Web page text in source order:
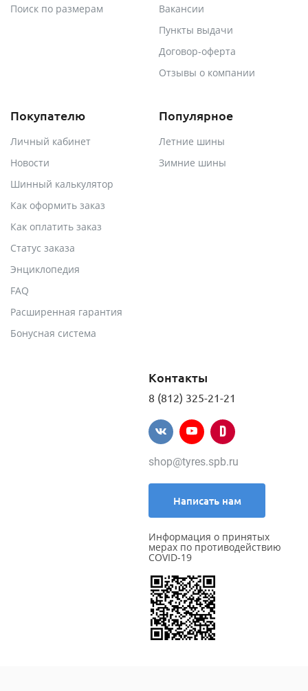
Поиск по размерам
Вакансии
Пункты выдачи
Договор-оферта
Отзывы о компании
Покупателю
Личный кабинет
Новости
Шинный калькулятор
Как оформить заказ
Как оплатить заказ
Статус заказа
Энциклопедия
FAQ
Расширенная гарантия
Бонусная система
Популярное
Летние шины
Зимние шины
Контакты
8 (812) 325-21-21
shop@tyres.spb.ru
Написать нам
Информация о принятых
мерах по противодействию
COVID-19